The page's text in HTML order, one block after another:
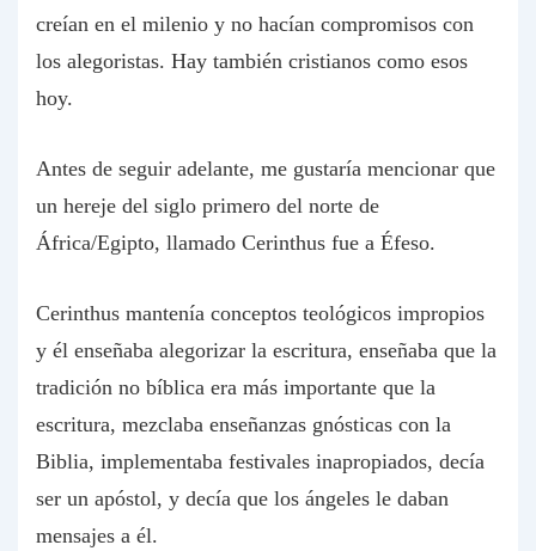
creían en el milenio y no hacían compromisos con
los alegoristas. Hay también cristianos como esos
hoy.
Antes de seguir adelante, me gustaría mencionar que
un hereje del siglo primero del norte de
África/Egipto, llamado Cerinthus fue a Éfeso.
Cerinthus mantenía conceptos teológicos impropios
y él enseñaba alegorizar la escritura, enseñaba que la
tradición no bíblica era más importante que la
escritura, mezclaba enseñanzas gnósticas con la
Biblia, implementaba festivales inapropiados, decía
ser un apóstol, y decía que los ángeles le daban
mensajes a él.